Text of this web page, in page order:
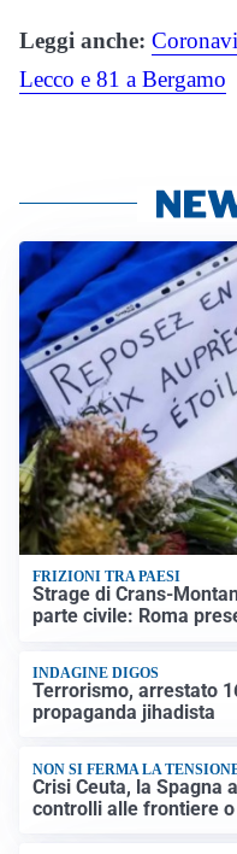
Leggi anche:
Lecco e 81 a Bergamo
FRIZIONI TRA PAESI
Strage di Crans-
parte civile: Roma
INDAGINE DIGOS
Terrorismo, arrestato
propaganda jihadista
NON SI FERMA LA
Crisi Ceuta, la Spagna
controlli alle frontiere